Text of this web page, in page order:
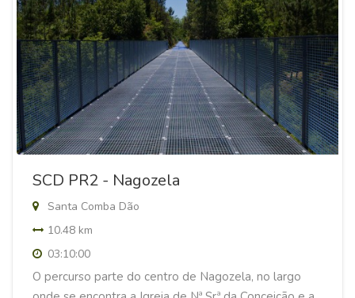
SCD PR2 - Nagozela
Santa Comba Dão
10.48 km
03:10:00
O percurso parte do centro de Nagozela, no largo